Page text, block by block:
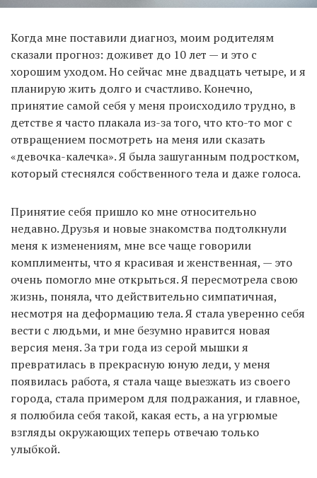
Когда мне поставили диагноз, моим родителям
сказали прогноз: доживет до 10 лет — и это с
хорошим уходом. Но сейчас мне двадцать четыре, и я
планирую жить долго и счастливо. Конечно,
принятие самой себя у меня происходило трудно, в
детстве я часто плакала из-за того, что кто-то мог с
отвращением посмотреть на меня или сказать
«девочка-калечка». Я была зашуганным подростком,
который стеснялся собственного тела и даже голоса.
Принятие себя пришло ко мне относительно
недавно. Друзья и новые знакомства подтолкнули
меня к изменениям, мне все чаще говорили
комплименты, что я красивая и женственная, — это
очень помогло мне открыться. Я пересмотрела свою
жизнь, поняла, что действительно симпатичная,
несмотря на деформацию тела. Я стала уверенно себя
вести с людьми, и мне безумно нравится новая
версия меня. За три года из серой мышки я
превратилась в прекрасную юную леди, у меня
появилась работа, я стала чаще выезжать из своего
города, стала примером для подражания, и главное,
я полюбила себя такой, какая есть, а на угрюмые
взгляды окружающих теперь отвечаю только
улыбкой.